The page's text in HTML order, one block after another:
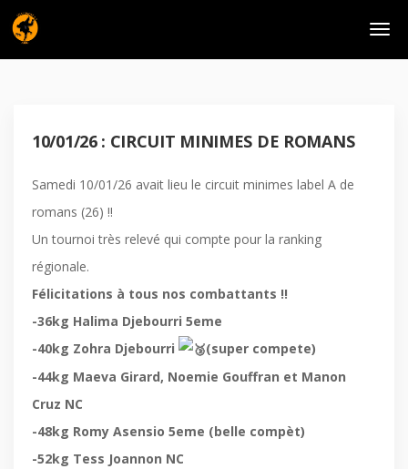
10/01/26 : CIRCUIT MINIMES DE ROMANS
Samedi 10/01/26 avait lieu le circuit minimes label A de
romans (26) !!
Un tournoi très relevé qui compte pour la ranking
régionale.
Félicitations à tous nos combattants !!
-36kg Halima Djebourri 5eme
-40kg Zohra Djebourri
(super compete)
-44kg Maeva Girard, Noemie Gouffran et Manon
Cruz NC
-48kg Romy Asensio 5eme (belle compèt)
-52kg Tess Joannon NC